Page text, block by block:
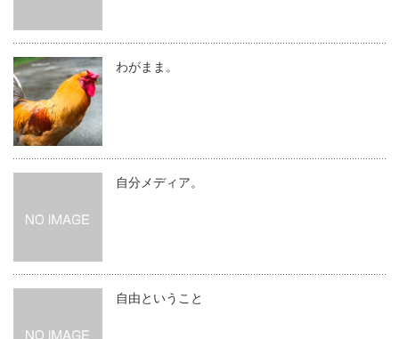
わがまま。
自分メディア。
自由ということ